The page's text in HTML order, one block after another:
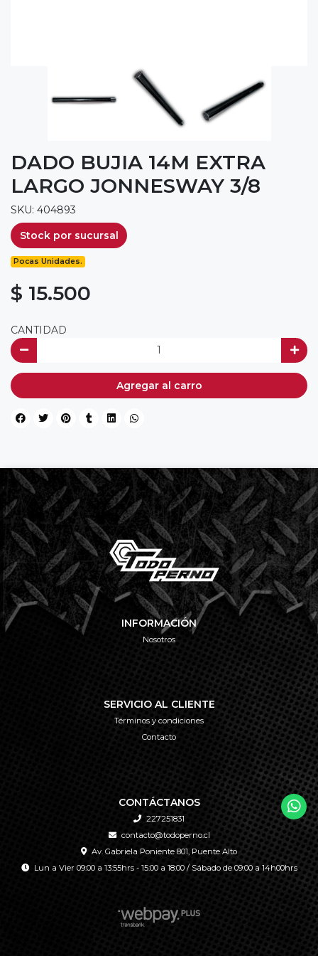
DADO BUJIA 14M EXTRA
LARGO JONNESWAY 3/8
SKU: 404893
Stock por sucursal
Pocas Unidades.
$ 15.500
CANTIDAD
Agregar al carro
INFORMACIÓN
Nosotros
SERVICIO AL CLIENTE
Términos y condiciones
Contacto
CONTÁCTANOS
227251831
contacto@todoperno.cl
Av. Gabriela Poniente 801, Puente Alto
Lun a Vier 09:00 a 13:55hrs - 15:00 a 18:00 / Sábado de 09:00 a 14h00hrs